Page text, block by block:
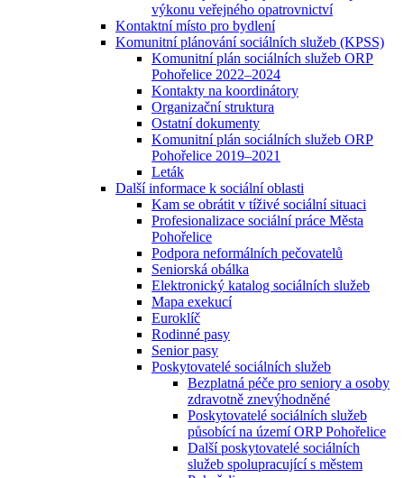
výkonu veřejného opatrovnictví
Kontaktní místo pro bydlení
Komunitní plánování sociálních služeb (KPSS)
Komunitní plán sociálních služeb ORP
Pohořelice 2022–2024
Kontakty na koordinátory
Organizační struktura
Ostatní dokumenty
Komunitní plán sociálních služeb ORP
Pohořelice 2019–2021
Leták
Další informace k sociální oblasti
Kam se obrátit v tíživé sociální situaci
Profesionalizace sociální práce Města
Pohořelice
Podpora neformálních pečovatelů
Seniorská obálka
Elektronický katalog sociálních služeb
Mapa exekucí
Euroklíč
Rodinné pasy
Senior pasy
Poskytovatelé sociálních služeb
Bezplatná péče pro seniory a osoby
zdravotně znevýhodněné
Poskytovatelé sociálních služeb
působící na území ORP Pohořelice
Další poskytovatelé sociálních
služeb spolupracující s městem